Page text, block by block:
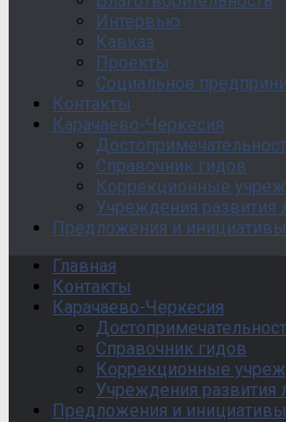
Интервью
Кавказ
Проекты
Социальное
Контакты
Карачаево-Черкесия
Справочник гидов
Коррекционные
Учреждения развития
Предложения и
Главная
Контакты
Карачаево-Черкесия
Справочник гидов
Коррекционные
Учреждения развития
Предложения и